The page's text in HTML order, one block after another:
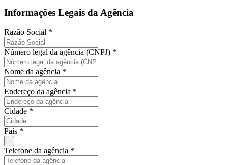
Informações Legais da Agência
Razão Social *
Número legal da agência (CNPJ) *
Nome da agência *
Endereço da agência *
Cidade *
País *
Telefone da agência *